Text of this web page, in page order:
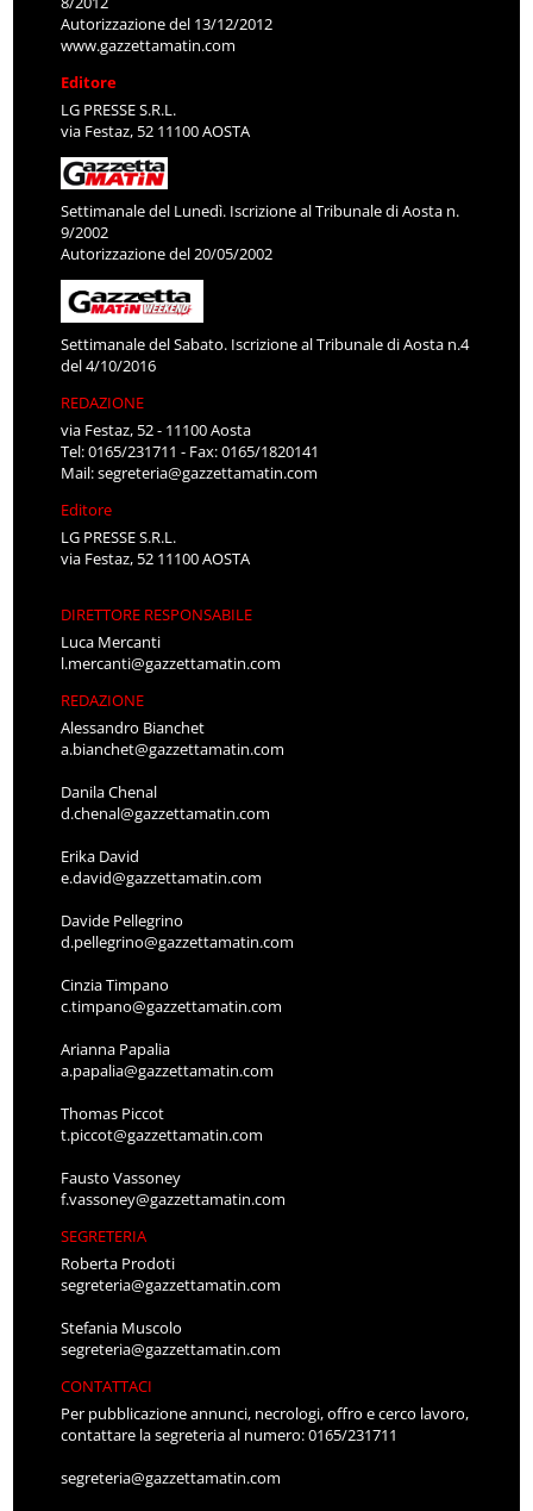
Autorizzazione del 13/12/2012
www.gazzettamatin.com
Editore
LG PRESSE S.R.L.
via Festaz, 52 11100 AOSTA
Settimanale del Lunedì. Iscrizione al Tribunale di Aosta n.
9/2002
Autorizzazione del 20/05/2002
Settimanale del Sabato. Iscrizione al Tribunale di Aosta n.4
del 4/10/2016
REDAZIONE
via Festaz, 52 - 11100 Aosta
Tel: 0165/231711 - Fax: 0165/1820141
Mail:segreteria@gazzettamatin.com
Editore
LG PRESSE S.R.L.
via Festaz, 52 11100 AOSTA
DIRETTORE RESPONSABILE
Luca Mercanti
l.mercanti@gazzettamatin.com
REDAZIONE
Alessandro Bianchet
a.bianchet@gazzettamatin.com
Danila Chenal
d.chenal@gazzettamatin.com
Erika David
e.david@gazzettamatin.com
Davide Pellegrino
d.pellegrino@gazzettamatin.com
Cinzia Timpano
c.timpano@gazzettamatin.com
Arianna Papalia
a.papalia@gazzettamatin.com
Thomas Piccot
t.piccot@gazzettamatin.com
Fausto Vassoney
f.vassoney@gazzettamatin.com
SEGRETERIA
Roberta Prodoti
segreteria@gazzettamatin.com
Stefania Muscolo
segreteria@gazzettamatin.com
CONTATTACI
Per pubblicazione annunci, necrologi, offro e cerco lavoro,
contattare la segreteria al numero: 0165/231711
segreteria@gazzettamatin.com